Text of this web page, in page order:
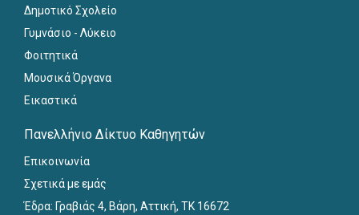
Δημοτικό Σχολείο
Γυμνάσιο - Λύκειο
Φοιτητικά
Μουσικά Όργανα
Εικαστικά
Πανελλήνιο Δίκτυο Καθηγητών
Επικοινωνία
Σχετικά με εμάς
Έδρα: Γραβιάς 4, Βάρη, Αττική, ΤΚ 16672